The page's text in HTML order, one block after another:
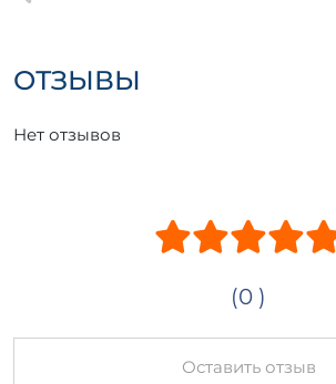
ОТЗЫВЫ
Нет отзывов
(0 )
Оставить отзыв